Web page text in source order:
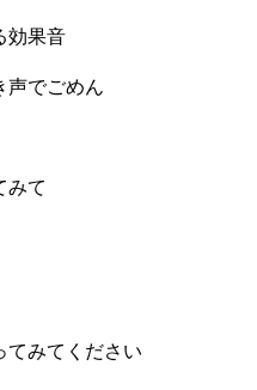
効果音
声でごめん
みて
てみてください